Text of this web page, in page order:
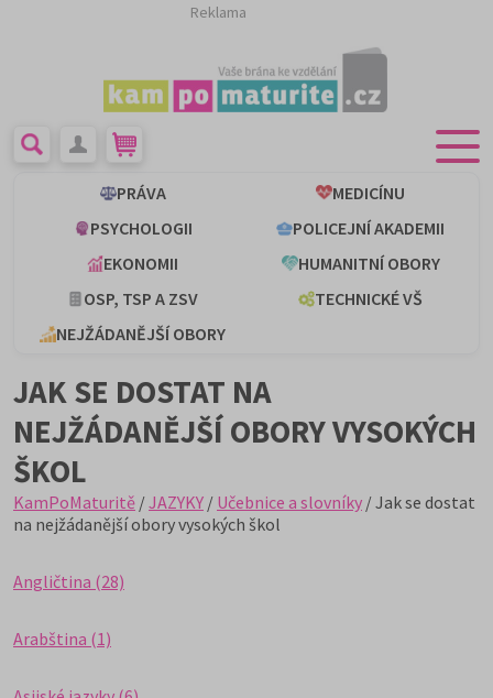
Reklama
PRÁVA
MEDICÍNU
PSYCHOLOGII
POLICEJNÍ AKADEMII
EKONOMII
HUMANITNÍ OBORY
OSP, TSP A ZSV
TECHNICKÉ VŠ
NEJŽÁDANĚJŠÍ OBORY
JAK SE DOSTAT NA
NEJŽÁDANĚJŠÍ OBORY VYSOKÝCH
ŠKOL
KamPoMaturitě /JAZYKY / Učebnice a slovníky / Jak se dostat
na nejžádanější obory vysokých škol
Angličtina (28)
Arabština (1)